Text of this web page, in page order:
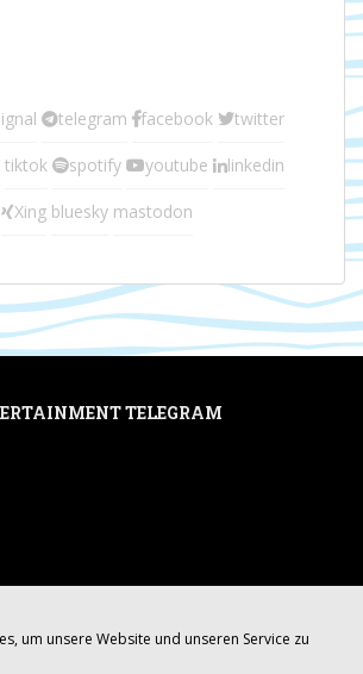
um unsere Website und unseren Service zu
telegram facebook twitter
tiktok spotify youtube linkedin
Xing bluesky mastodon
TELEGRAM